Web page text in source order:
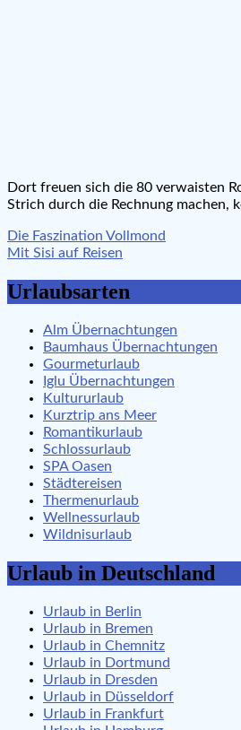
Dort freuen sich die 80 verwaisten
Strich durch die Rechnung machen,
Beitragsnavigation
Die Faszination Vollmond
Mit Sisi auf Reisen
Urlaubsarten
Alm Übernachtungen
Baumhaus Übernachtungen
Gourmeturlaub
Iglu Übernachtungen
Kultururlaub
Kurztrip ans Meer
Romantikurlaub
Schlossurlaub
SPA Oasen
Städtereisen
Thermenurlaub
Wellnessurlaub
Wildnisurlaub
Urlaub in Deutschland
Urlaub in Berlin
Urlaub in Bremen
Urlaub in Chemnitz
Urlaub in Dortmund
Urlaub in Dresden
Urlaub in Düsseldorf
Urlaub in Frankfurt